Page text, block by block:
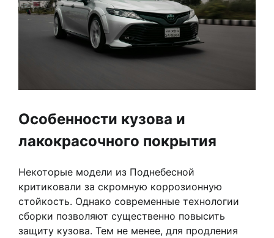
Особенности кузова и
лакокрасочного покрытия
Некоторые модели из Поднебесной
критиковали за скромную коррозионную
стойкость. Однако современные технологии
сборки позволяют существенно повысить
защиту кузова. Тем не менее, для продления